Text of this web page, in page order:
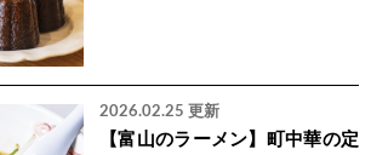
2026.02.25 更新
【富山のラーメン】町中華の定